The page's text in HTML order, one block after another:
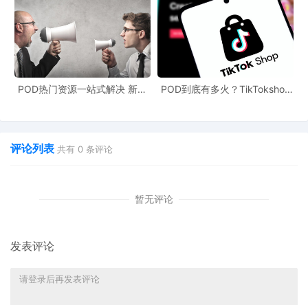
POD热门资源一站式解决 新手
POD到底有多火？TikTokshop
评论列表 共有 0 条评论
暂无评论
发表评论